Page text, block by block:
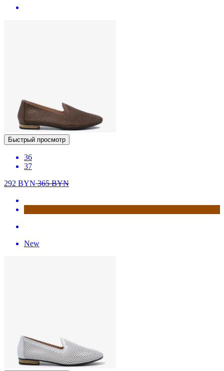
Быстрый просмотр
36
37
292 BYN365BYN
New